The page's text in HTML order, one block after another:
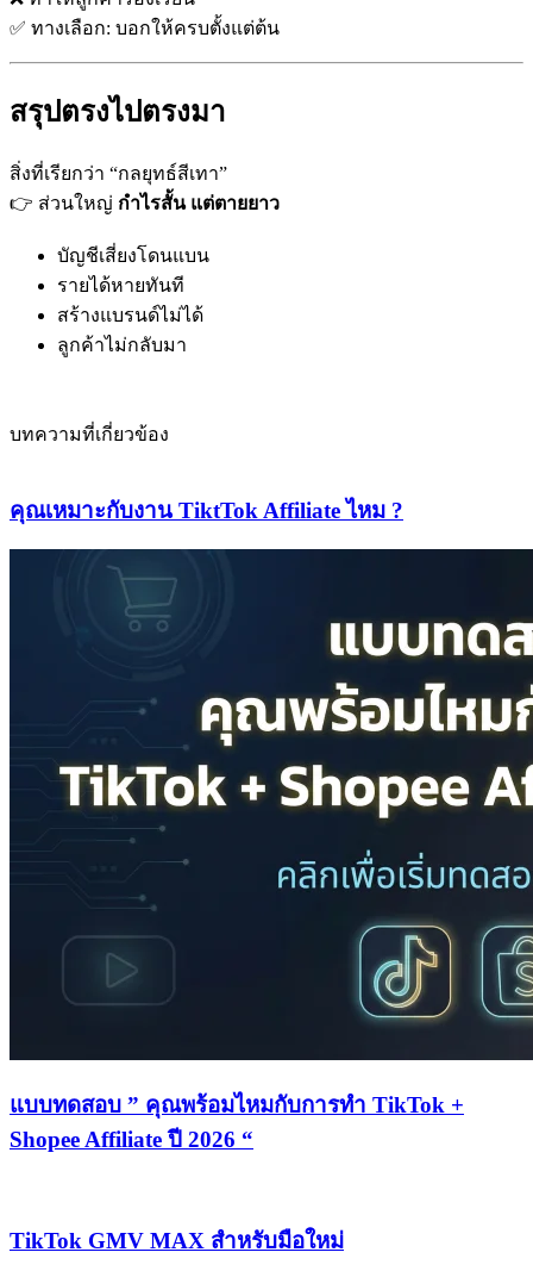
✅ ทางเลือก: บอกให้ครบตั้งแต่ต้น
สรุปตรงไปตรงมา
สิ่งที่เรียกว่า “กลยุทธ์สีเทา”
👉 ส่วนใหญ่ กำไรสั้น แต่ตายยาว
บัญชีเสี่ยงโดนแบน
รายได้หายทันที
สร้างแบรนด์ไม่ได้
ลูกค้าไม่กลับมา
บทความที่เกี่ยวข้อง
คุณเหมาะกับงาน TiktTok Affiliate ไหม ?
แบบทดสอบ ” คุณพร้อมไหมกับการทำ TikTok +
Shopee Affiliate ปี 2026 “
TikTok GMV MAX สำหรับมือใหม่